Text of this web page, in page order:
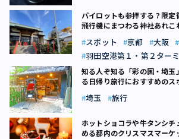
パイロットも参拝する？限
飛行機にまつわる神社あれこ
スポット 京都 大阪
羽田空港第１・第２ター
知る人ぞ知る「彩の国・埼玉
る日帰り旅行におすすめのス
埼玉 旅行
ホットショコラや牛タンシ
める都内のクリスマスマーケ